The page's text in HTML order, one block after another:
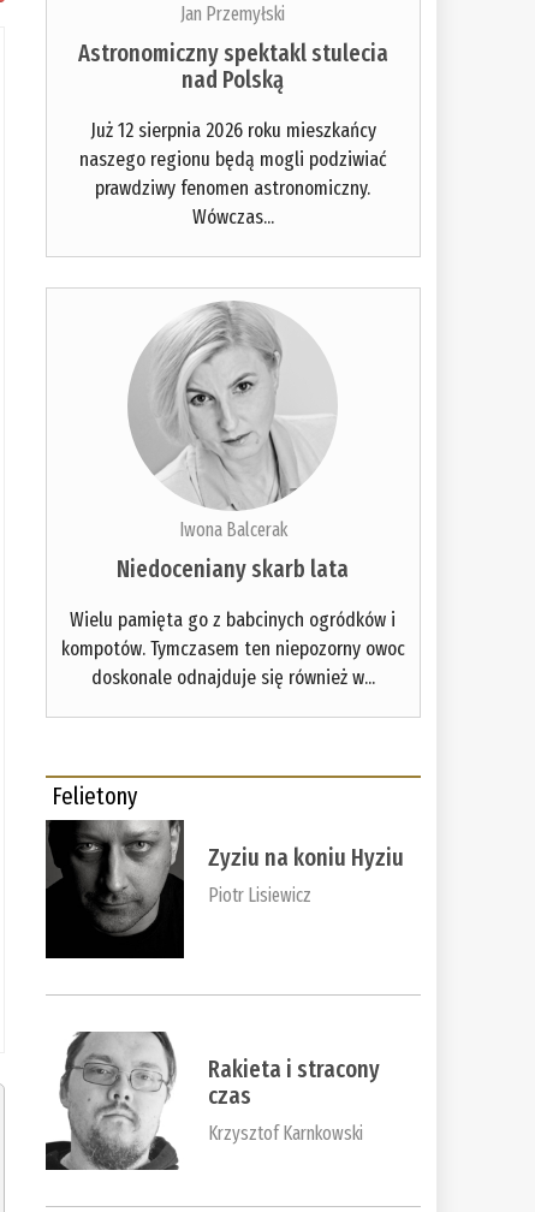
Jan Przemyłski
Astronomiczny spektakl stulecia
nad Polską
Już 12 sierpnia 2026 roku mieszkańcy
naszego regionu będą mogli podziwiać
prawdziwy fenomen astronomiczny.
Wówczas...
Iwona Balcerak
Niedoceniany skarb lata
Wielu pamięta go z babcinych ogródków i
kompotów. Tymczasem ten niepozorny owoc
doskonale odnajduje się również w...
Felietony
Zyziu na koniu Hyziu
Piotr Lisiewicz
Rakieta i stracony
czas
Krzysztof Karnkowski